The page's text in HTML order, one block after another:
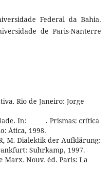
Federal da Bahia.
de Paris-Nanterre
Rio de Janeiro: Jorge
In: ______. Prismas: crítica
Ática, 1998.
M. Dialektik der Aufklärung:
Suhrkamp, 1997.
Marx. Nouv. éd. Paris: La